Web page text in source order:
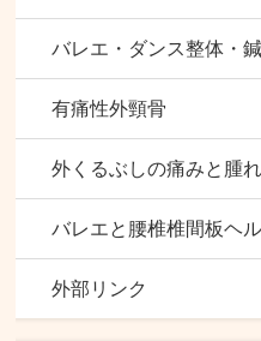
バレエ・ダンス整体・
有痛性外頸骨
外くるぶしの痛みと腫れ
バレエと腰椎椎間板ヘ
外部リンク